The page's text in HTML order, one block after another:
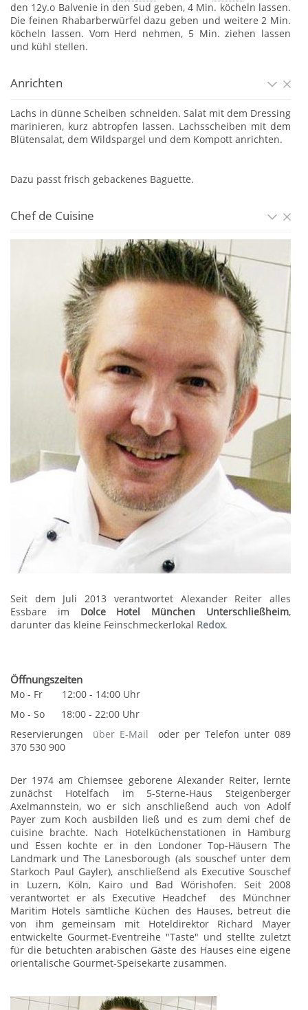
den 12y.o Balvenie in den Sud geben, 4 Min. köcheln lassen.
Die feinen Rhabarberwürfel dazu geben und weitere 2 Min.
köcheln lassen. Vom Herd nehmen, 5 Min. ziehen lassen
und kühl stellen.
Anrichten
Lachs in dünne Scheiben schneiden. Salat mit dem Dressing
marinieren, kurz abtropfen lassen. Lachsscheiben mit dem
Blütensalat, dem Wildspargel und dem Kompott anrichten.
Dazu passt frisch gebackenes Baguette.
Chef de Cuisine
Seit dem Juli 2013 verantwortet Alexander Reiter alles
Essbare im Dolce Hotel München Unterschließheim,
darunter das kleine Feinschmeckerlokal Redox.
Öffnungszeiten
Mo - Fr 12:00 - 14:00 Uhr
Mo - So 18:00 - 22:00 Uhr
Reservierungen über E-Mail
oder per Telefon unter 089
370 530 900
Der 1974 am Chiemsee geborene Alexander Reiter, lernte
zunächst Hotelfach im 5-Sterne-Haus Steigenberger
Axelmannstein, wo er sich anschließend auch von Adolf
Payer zum Koch ausbilden ließ und es zum demi chef de
cuisine brachte. Nach Hotelküchenstationen in Hamburg
und Essen kochte er in den Londoner Top-Häusern The
Landmark und The Lanesborough (als souschef unter dem
Starkoch Paul Gayler), anschließend als Executive Souschef
in Luzern, Köln, Kairo und Bad Wörishofen. Seit 2008
verantwortet er als Executive Headchef des Münchner
Maritim Hotels sämtliche Küchen des Hauses, betreut die
von ihm gemeinsam mit Hoteldirektor Richard Mayer
entwickelte Gourmet-Eventreihe "Taste" und stellte zuletzt
für die betuchten arabischen Gäste des Hauses eine eigene
orientalische Gourmet-Speisekarte zusammen.